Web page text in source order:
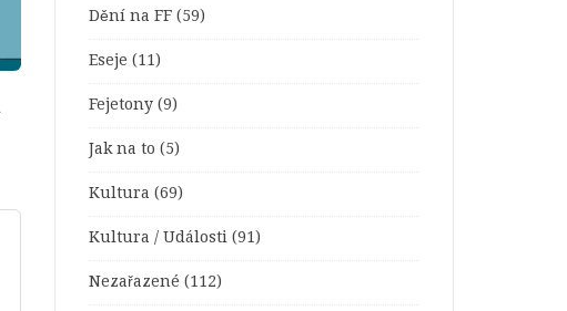
Dění na FF (59)
Eseje (11)
Fejetony (9)
Jak na to (5)
Kultura (69)
Kultura / Události (91)
Nezařazené (112)